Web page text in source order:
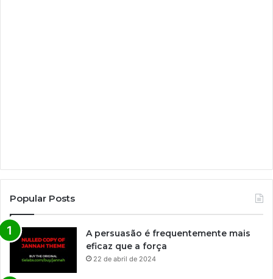
Popular Posts
A persuasão é frequentemente mais
eficaz que a força
22 de abril de 2024